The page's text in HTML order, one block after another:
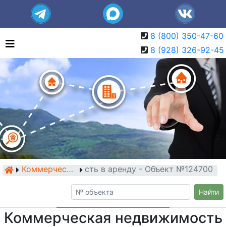
8 (800) 350-47-60
8 (928) 326-92-45
Коммерческая недвижимость
недвижимость в аренду - Объект №124700
Найти
Коммерческая недвижимость